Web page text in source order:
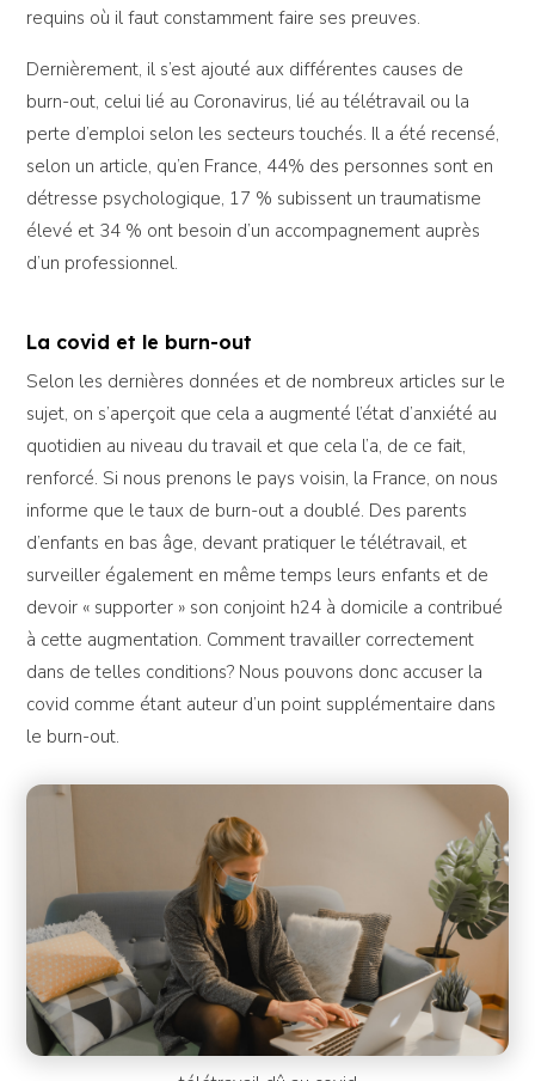
requins où il faut constamment faire ses preuves.
Dernièrement, il s’est ajouté aux différentes causes de
burn-out, celui lié au Coronavirus, lié au télétravail ou la
perte d’emploi selon les secteurs touchés. Il a été recensé,
selon un article, qu’en France, 44% des personnes sont en
détresse psychologique, 17 % subissent un traumatisme
élevé et 34 % ont besoin d’un accompagnement auprès
d’un professionnel.
La covid et le burn-out
Selon les dernières données et de nombreux articles sur le
sujet, on s’aperçoit que cela a augmenté l’état d’anxiété au
quotidien au niveau du travail et que cela l’a, de ce fait,
renforcé. Si nous prenons le pays voisin, la France, on nous
informe que le taux de burn-out a doublé. Des parents
d’enfants en bas âge, devant pratiquer le télétravail, et
surveiller également en même temps leurs enfants et de
devoir « supporter » son conjoint h24 à domicile a contribué
à cette augmentation. Comment travailler correctement
dans de telles conditions? Nous pouvons donc accuser la
covid comme étant auteur d’un point supplémentaire dans
le burn-out.